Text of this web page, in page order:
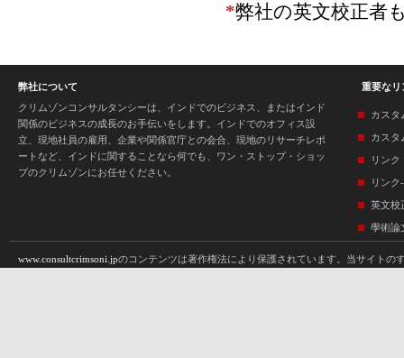
*弊社の英文校正者
弊社について
クリムゾンコンサルタンシーは、インドでのビジネス、またはインド
関係のビジネスの成長のお手伝いをします。インドでのオフィス設
立、現地社員の雇用、企業や関係官庁との会合、現地のリサーチレポ
ートなど、インドに関することなら何でも、ワン・ストップ・ショッ
プのクリムゾンにお任せください。
重要なリ
カスタ
カスタ
リンク
リンク
英文校
學術論
www.consultcrimsoni.jpのコンテンツは著作権法により保護されています。当サイト